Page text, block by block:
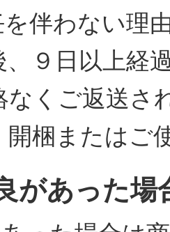
を伴わない理
９日以上経
なくご返送さ
開梱またはご
があった場